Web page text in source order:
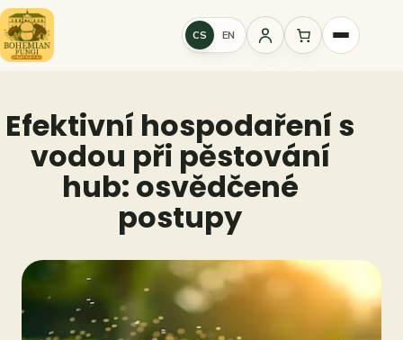
Přeskočit
na
obsah
CS EN
Přihlášení
Efektivní hospodaření s
vodou při pěstování
hub: osvědčené
postupy